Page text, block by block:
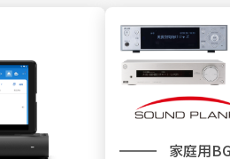
家庭用